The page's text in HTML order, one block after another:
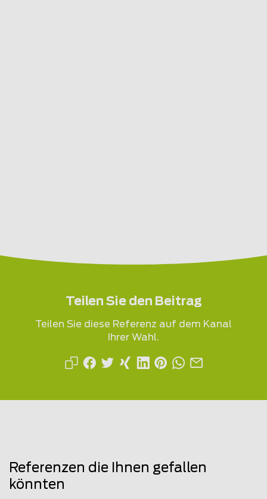
Teilen Sie den Beitrag
Teilen Sie diese Referenz auf dem Kanal
Ihrer Wahl.
Referenzen die Ihnen gefallen
könnten